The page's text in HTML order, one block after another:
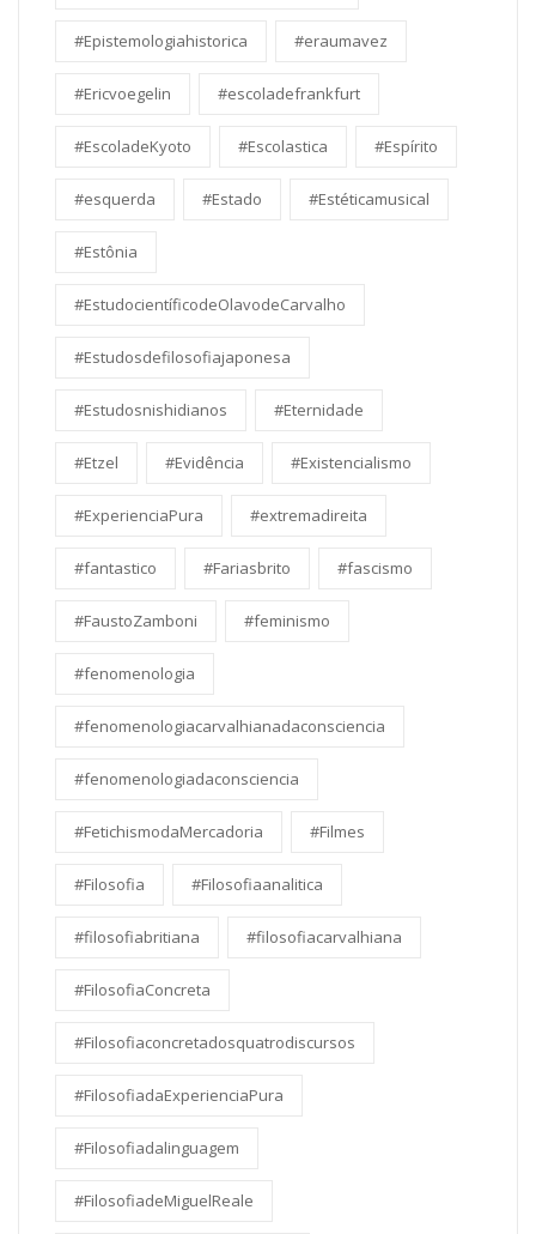
#Epistemologiahistorica #eraumavez
#Ericvoegelin #escoladefrankfurt
#EscoladeKyoto #Escolastica #Espírito
#esquerda #Estado #Estéticamusical
#Estônia
#EstudocientíficodeOlavodeCarvalho
#Estudosdefilosofiajaponesa
#Estudosnishidianos #Eternidade
#Etzel #Evidência #Existencialismo
#ExperienciaPura #extremadireita
#fantastico #Fariasbrito #fascismo
#FaustoZamboni #feminismo
#fenomenologia
#fenomenologiacarvalhianadaconsciencia
#fenomenologiadaconsciencia
#FetichismodaMercadoria #Filmes
#Filosofia #Filosofiaanalitica
#filosofiabritiana #filosofiacarvalhiana
#FilosofiaConcreta
#Filosofiaconcretadosquatrodiscursos
#FilosofiadaExperienciaPura
#Filosofiadalinguagem
#FilosofiadeMiguelReale